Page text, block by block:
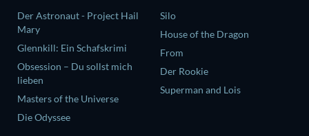
Der Astronaut - Project Hail
Mary
Glennkill: Ein Schafskrimi
Obsession – Du sollst mich
lieben
Masters of the Universe
Die Odyssee
Silo
House of the Dragon
From
Der Rookie
Superman and Lois